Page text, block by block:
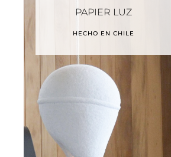
PAPIER LUZ
HECHO EN CHILE